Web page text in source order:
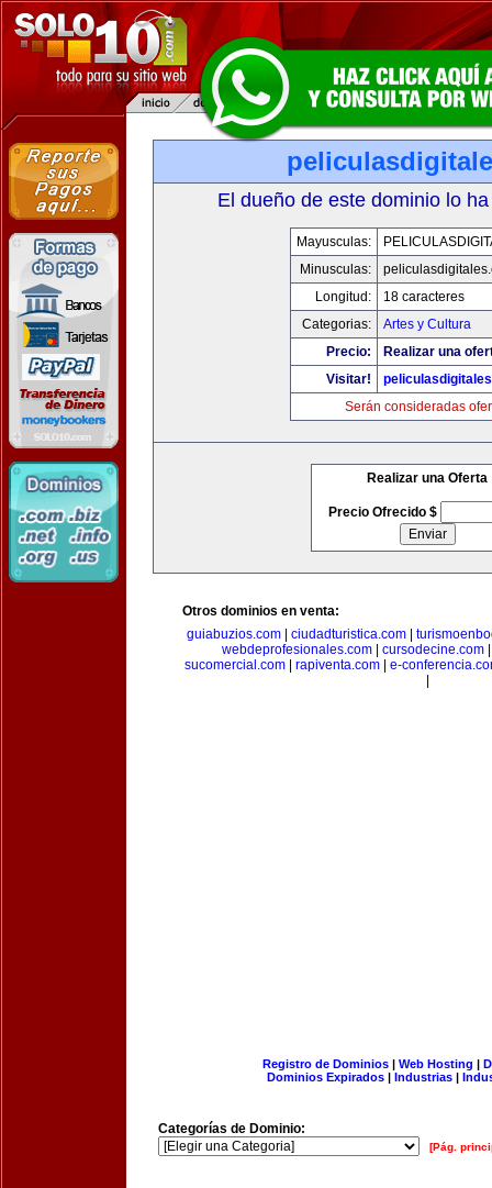
El dueño de este dominio lo
Mayusculas:
Minusculas:
Longitud:
18 caracteres
Categorias:
Artes y Cultura
Precio:
Realizar una
Visitar!
Serán consideradas
Realizar una Oferta
Precio Ofrecido $
Otros dominios en venta:
guiabuzios.com| ciudadturistica.com|
webdeprofesionales.com| cursodecine.com
sucomercial.com
rapiventa.com
e-
Registro de Dominios| Web Hosting |
Dominios Expirados | Industrias |
Categorías de Dominio:
[Pág.